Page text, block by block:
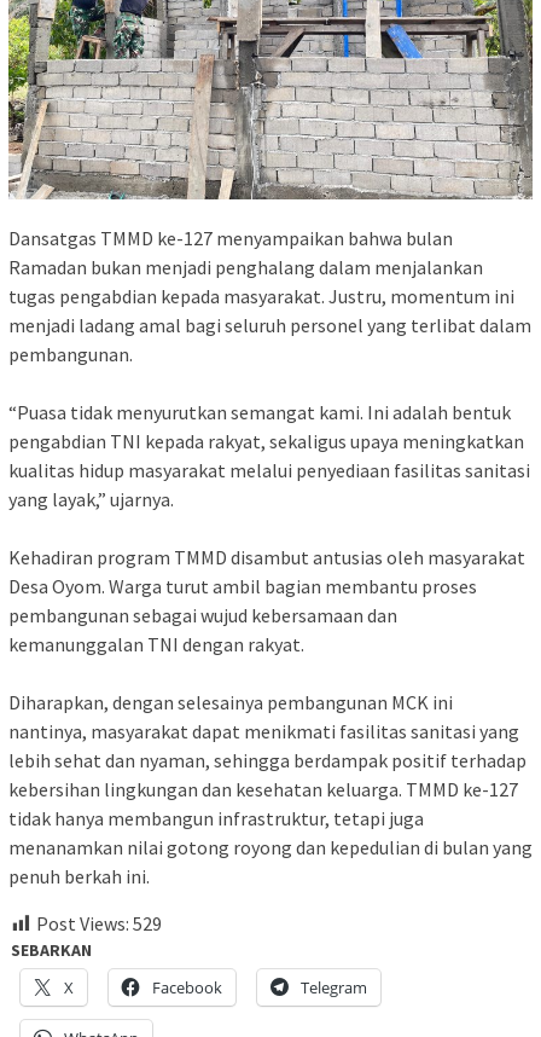
Dansatgas TMMD ke-127 menyampaikan bahwa bulan
Ramadan bukan menjadi penghalang dalam menjalankan
tugas pengabdian kepada masyarakat. Justru, momentum ini
menjadi ladang amal bagi seluruh personel yang terlibat dalam
pembangunan.
“Puasa tidak menyurutkan semangat kami. Ini adalah bentuk
pengabdian TNI kepada rakyat, sekaligus upaya meningkatkan
kualitas hidup masyarakat melalui penyediaan fasilitas sanitasi
yang layak,” ujarnya.
Kehadiran program TMMD disambut antusias oleh masyarakat
Desa Oyom. Warga turut ambil bagian membantu proses
pembangunan sebagai wujud kebersamaan dan
kemanunggalan TNI dengan rakyat.
Diharapkan, dengan selesainya pembangunan MCK ini
nantinya, masyarakat dapat menikmati fasilitas sanitasi yang
lebih sehat dan nyaman, sehingga berdampak positif terhadap
kebersihan lingkungan dan kesehatan keluarga. TMMD ke-127
tidak hanya membangun infrastruktur, tetapi juga
menanamkan nilai gotong royong dan kepedulian di bulan yang
penuh berkah ini.
Post Views: 529
SEBARKAN
X
Facebook Telegram